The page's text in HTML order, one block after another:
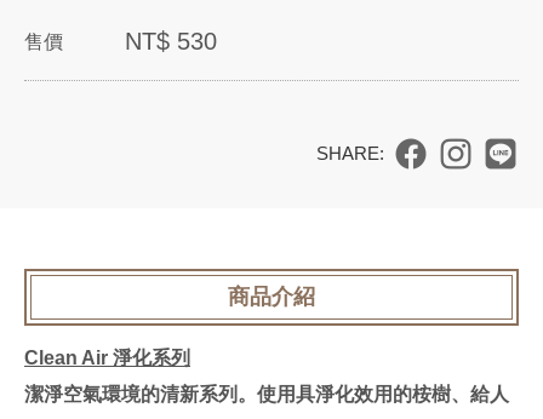
售價 NT$ 530
I
T
R
商品介紹
Clean Air 淨化系列
潔淨空氣環境的清新系列。使用具淨化效用的桉樹、給人